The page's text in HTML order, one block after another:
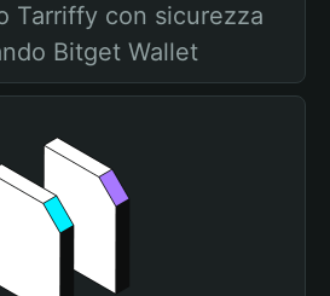
Tarriffy con sicurezza
Bitget Wallet